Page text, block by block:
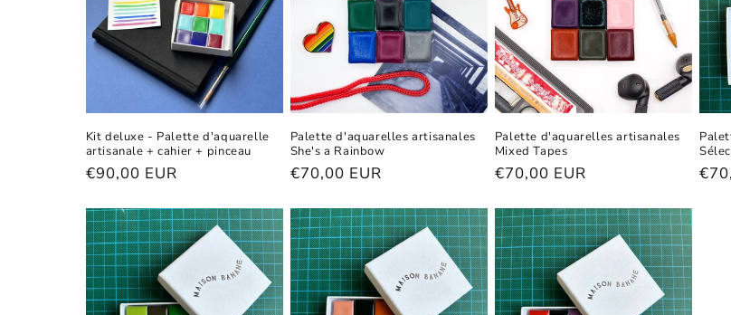
Kit deluxe - Palette d'aquarelle
artisanale + cahier + pinceau
Prix
€90,00 EUR
Palette d'aquarelles artisanales
She's a Rainbow
Prix
€70,00 EUR
Palette d'aquarelles artisanales
Mixed Tapes
Prix
€70,00 EUR
Prix